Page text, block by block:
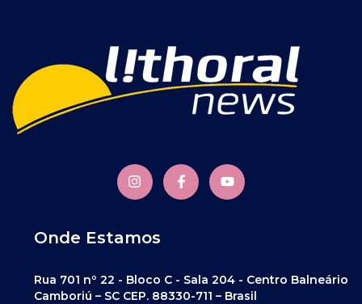
Onde Estamos
Rua 701 nº 22 - Bloco C - Sala 204 - Centro Balneário
Camboriú – SC CEP. 88330-711 – Brasil